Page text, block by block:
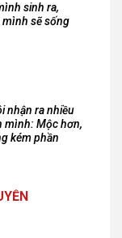
sinh ra,
sẽ sống
nhận ra nhiều
mình: Mộc hơn,
kém phần